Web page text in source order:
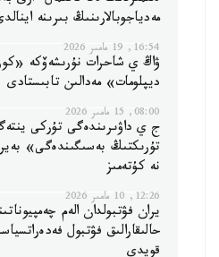
مەدياجوبالارىنىڭ بىرىنە
16:54, 19 مامىر 2026
ۋاڭ ي شاحرات نۇرىشەۆكە
ديپلومات» مەدالىن تابىستادى
08:00, 15 مامىر 2026
ج ي داۋىرىندەگى تۇركى
تۇرىكتىڭ بەسىگىندەگى»
نە كۇتەمىز
12:26, 10 مامىر 2026
يران فۋتبولدان الەم
قويدى